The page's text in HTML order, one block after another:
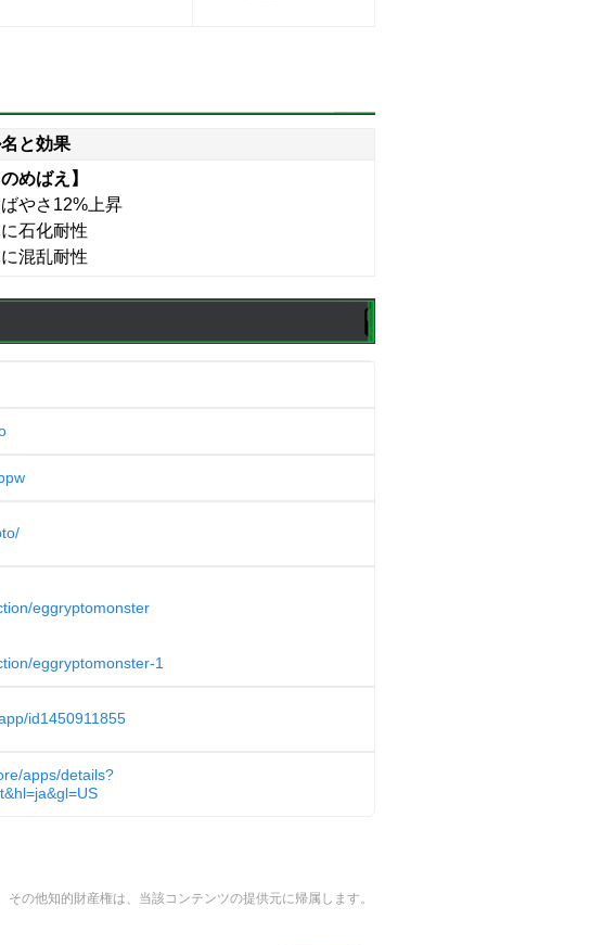
と効果
めばえ】
やさ12%上昇
石化耐性
混乱耐性
eggryptomonster
eggryptomonster-1
id1450911855
apps/details?
の他知的財産権は、当該コンテンツの提供元に帰属します。